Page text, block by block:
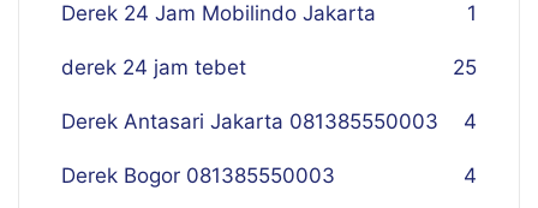
Derek 24 Jam Mobilindo Jakarta 1
derek 24 jam tebet 25
Derek Antasari Jakarta 081385550003 4
Derek Bogor 081385550003 4